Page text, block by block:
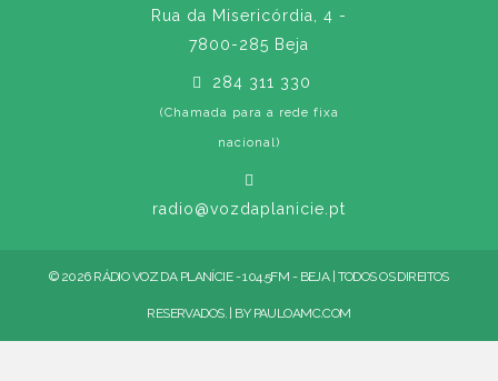
Rua da Misericórdia, 4 -
7800-285 Beja
284 311 330
(Chamada para a rede fixa
nacional)
radio@vozdaplanicie.pt
© 2026 RÁDIO VOZ DA PLANÍCIE - 104.5FM - BEJA | TODOS OS DIREITOS
RESERVADOS. | BY PAULOAMC.COM